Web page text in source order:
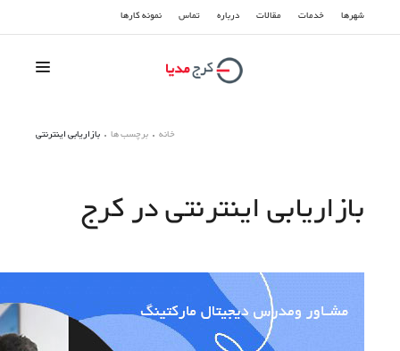
شهرها خدمات مقالات درباره تماس نمونه کارها
سوشیال مدیا
تبلیغات گوگل
خانه برچسب ها بازاریابی اینترنتی
بازاریابی اینترنتی در کرج